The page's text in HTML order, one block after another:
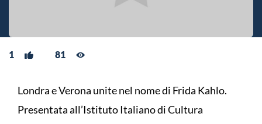
1 81
Londra e Verona unite nel nome di Frida Kahlo.
Presentata all’Istituto Italiano di Cultura